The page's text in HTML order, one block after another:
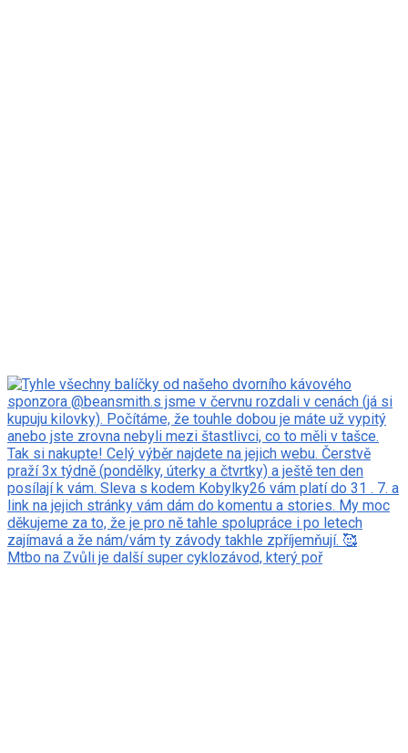
Mtbo na Zvůli je další super cyklozávod, který poř